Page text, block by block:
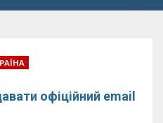
офіційний email